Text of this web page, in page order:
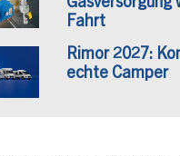
Gasversorgung
Fahrt
Rimor 2027:
echte Camper